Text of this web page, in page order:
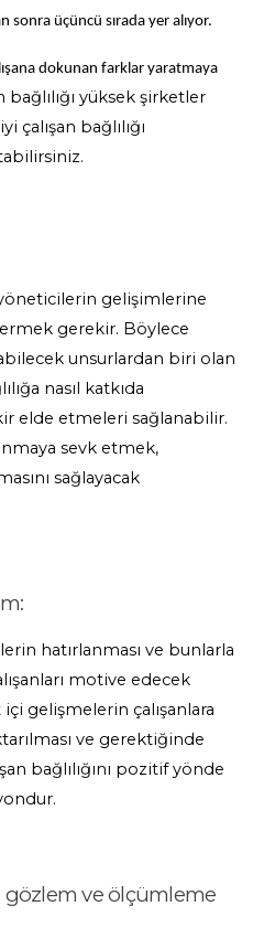
sonra üçüncü sırada yer alıyor.
dokunan farklar yaratmaya
bağlılığı yüksek şirketler
çalışan bağlılığı
gelişimlerine
gerekir. Böylece
unsurlardan biri olan
nasıl katkıda
elde etmeleri sağlanabilir.
sevk etmek,
sağlayacak
hatırlanması ve bunlarla
motive edecek
gelişmelerin çalışanlara
ve gerektiğinde
bağlılığını pozitif yönde
gözlem ve ölçümleme